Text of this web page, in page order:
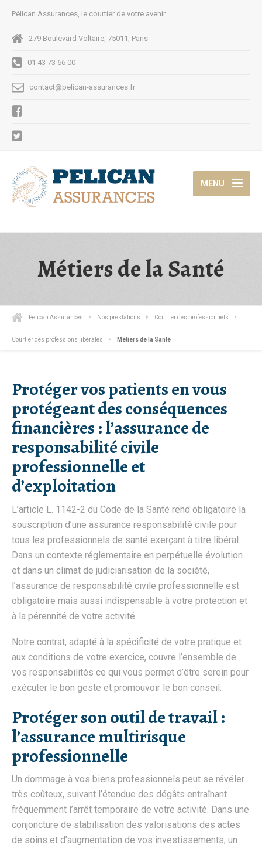
Pélican Assurances, le courtier de votre avenir.
279 Boulevard Voltaire, 75011, Paris
01 43 73 66 00
contact@pelican-assurances.fr
MENU
Métiers de la Santé
Pelican Assurances Nos prestations Courtier des professionnels
Courtier des professions libérales Métiers de la Santé
Protéger vos patients en vous
protégeant des conséquences
financières : l’assurance de
responsabilité civile
professionnelle et
d’exploitation
L’article L. 1142-2 du Code de la Santé rend obligatoire la
souscription d’une assurance responsabilité civile pour
tous les professionnels de santé exerçant à titre libéral.
Dans un contexte réglementaire en perpétuelle évolution
et dans un climat de judiciarisation de la société,
l’assurance de responsabilité civile professionnelle est
obligatoire mais aussi indispensable à votre protection et
à la pérennité de votre activité.
Notre contrat, adapté à la spécificité de votre pratique et
aux conditions de votre exercice, couvre l’ensemble de
vos responsabilités ce qui vous permet d’être serein pour
exécuter le bon geste et promouvoir le bon conseil.
Protéger son outil de travail :
l’assurance multirisque
professionnelle
Un dommage à vos biens professionnels peut se révéler
très coûteux, suivant l’étendue des dégâts entraînant
fréquemment l’arrêt temporaire de votre activité. Dans une
conjoncture de stabilisation des valorisations des actes
de soins et d’augmentation de vos investissements, un